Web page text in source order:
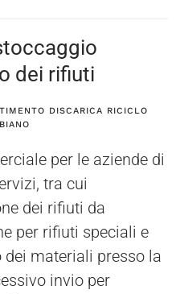
dei rifiuti
DISCARICA RICICLO
per le aziende di
tra cui
dei rifiuti da
per rifiuti speciali e
materiali presso la
invio per